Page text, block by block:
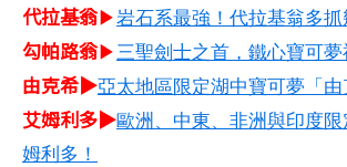
代拉基翁▶岩石系最強！代拉基翁多抓
勾帕路翁▶三聖劍士之首，鐵心寶可夢
由克希▶亞太地區限定湖中寶可夢「由
艾姆利多▶歐洲、中東、非洲與印度
姆利多！